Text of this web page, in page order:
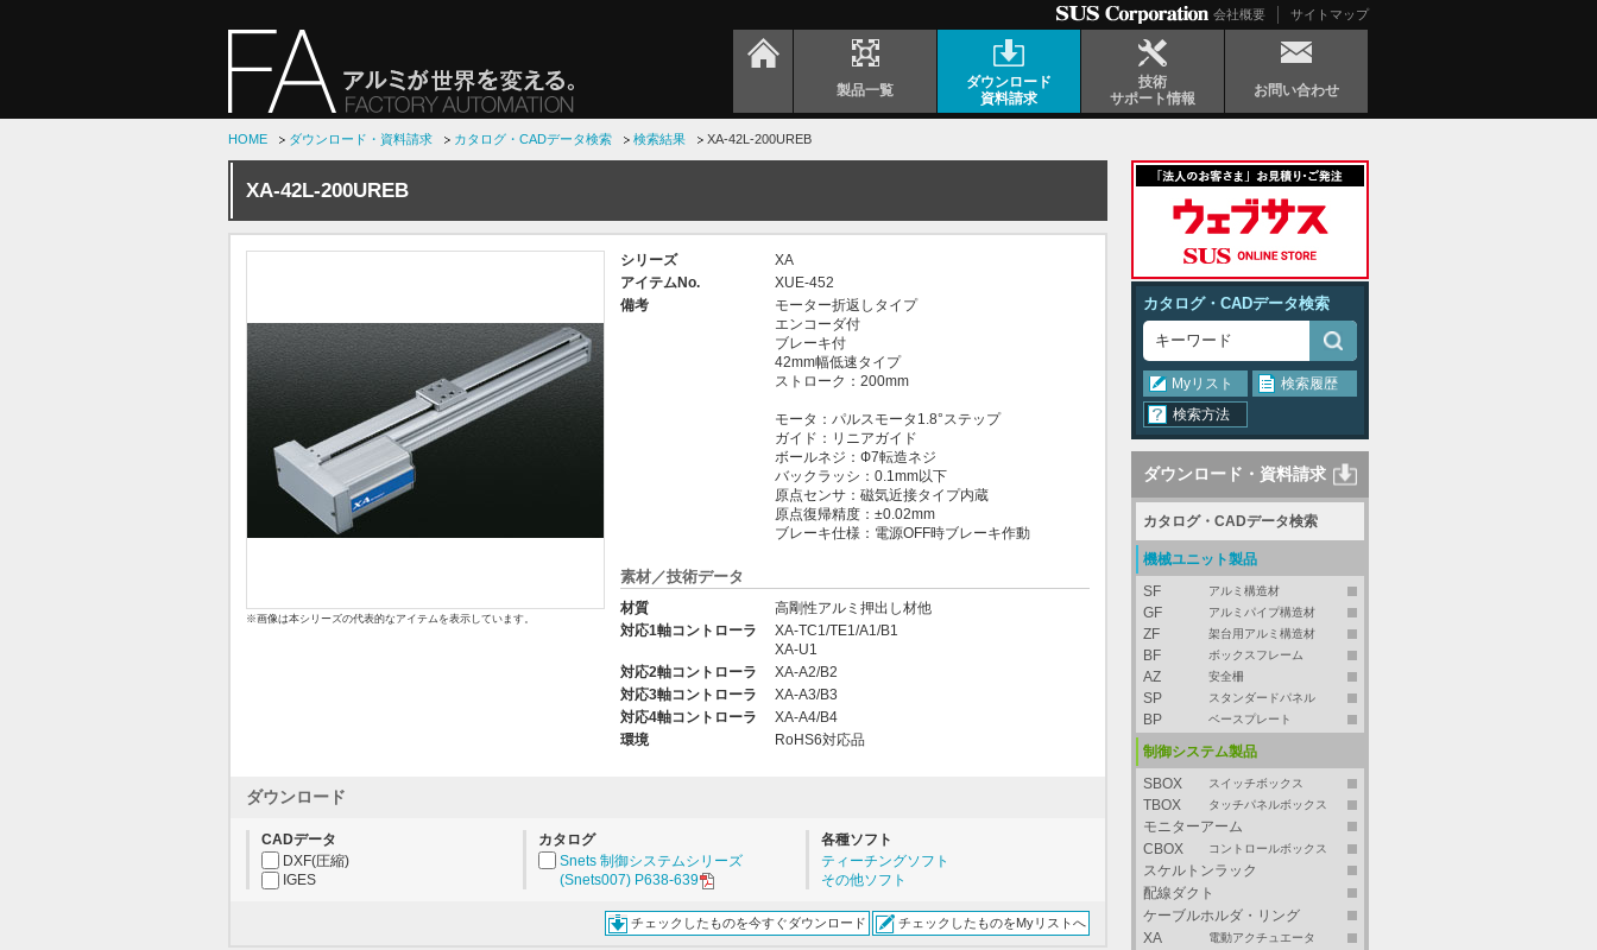
会社概要 サイトマップ
製品一覧
ダウンロード
資料請求
技術
サポート情報
お問い合わせ
HOME ダウンロード・資料請求 カタログ・CADデータ検索 検索結果 XA-42L-200UREB
XA-42L-200UREB
※画像は本シリーズの代表的なアイテムを表示しています。
シリーズ
XA
アイテムNo.
XUE-452
備考
モーター折返しタイプ
エンコーダ付
ブレーキ付
42mm幅低速タイプ
ストローク：200mm
モータ：パルスモータ1.8°ステップ
ガイド：リニアガイド
ボールネジ：Ф7転造ネジ
バックラッシ：0.1mm以下
原点センサ：磁気近接タイプ内蔵
原点復帰精度：±0.02mm
ブレーキ仕様：電源OFF時ブレーキ作動
素材／技術データ
材質
高剛性アルミ押出し材他
対応1軸コントローラ
XA-TC1/TE1/A1/B1
XA-U1
対応2軸コントローラ
XA-A2/B2
対応3軸コントローラ
XA-A3/B3
対応4軸コントローラ
XA-A4/B4
環境
RoHS6対応品
ダウンロード
CADデータ
DXF(圧縮)
IGES
カタログ
Snets 制御システムシリーズ
(Snets007) P638-639
各種ソフト
ティーチングソフト
その他ソフト
チェックしたものを今すぐダウンロード チェックしたものをMyリストへ
カタログ・CADデータ検索
Myリスト
検索履歴
検索方法
ダウンロード・資料請求
カタログ・CADデータ検索
機械ユニット製品
SF
アルミ構造材
GF アルミパイプ構造材
ZF 架台用アルミ構造材
BF ボックスフレーム
AZ 安全柵
SP スタンダードパネル
BP ベースプレート
制御システム製品
SBOX
スイッチボックス
TBOX タッチパネルボックス
モニターアーム
CBOX
コントロールボックス
スケルトンラック
配線ダクト
ケーブルホルダ・リング
XA
電動アクチュエータ